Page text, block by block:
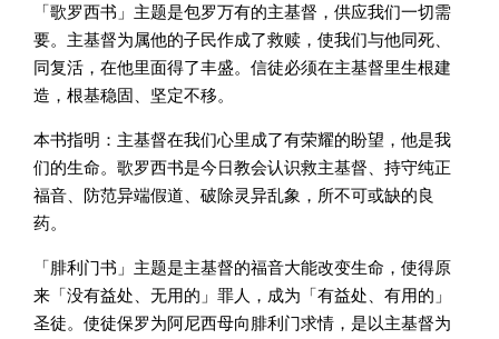
「歌罗西书」主题是包罗万有的主基督，供应我们一切需
要。主基督为属他的子民作成了救赎，使我们与他同死、
同复活，在他里面得了丰盛。信徒必须在主基督里生根建
造，根基稳固、坚定不移。
本书指明：主基督在我们心里成了有荣耀的盼望，他是我
们的生命。歌罗西书是今日教会认识救主基督、持守纯正
福音、防范异端假道、破除灵异乱象，所不可或缺的良
药。
「腓利门书」主题是主基督的福音大能改变生命，使得原
来「没有益处、无用的」罪人，成为「有益处、有用的」
圣徒。使徒保罗为阿尼西母向腓利门求情，是以主基督为